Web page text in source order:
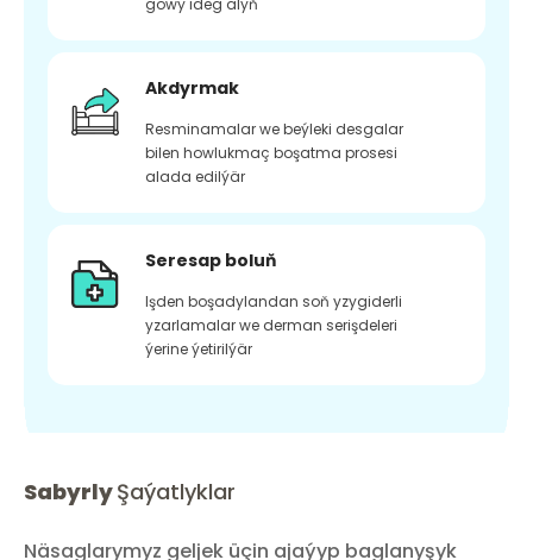
gowy ideg alyň
Akdyrmak
Resminamalar we beýleki desgalar
bilen howlukmaç boşatma prosesi
alada edilýär
Seresap boluň
Işden boşadylandan soň yzygiderli
yzarlamalar we derman serişdeleri
ýerine ýetirilýär
SabyrlyŞaýatlyklar
Näsaglarymyz geljek üçin ajaýyp baglanyşyk